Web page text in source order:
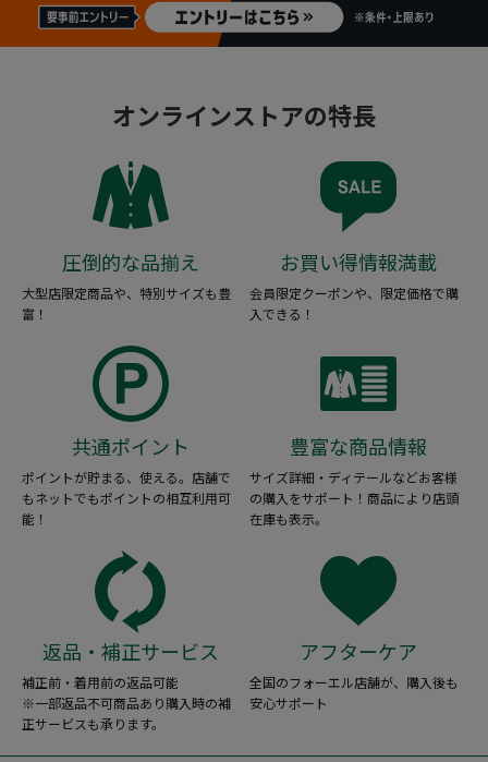
オンラインストアの特長
圧倒的な品揃え
大型店限定商品や、特別サイズも豊
富！
お買い得情報満載
会員限定クーポンや、限定価格で購
入できる！
共通ポイント
ポイントが貯まる、使える。店舗で
もネットでもポイントの相互利用可
能！
豊富な商品情報
サイズ詳細・ディテールなどお客様
の購入をサポート！商品により店頭
在庫も表示。
返品・補正サービス
補正前・着用前の返品可能
※一部返品不可商品あり購入時の補
正サービスも承ります。
アフターケア
全国のフォーエル店舗が、購入後も
安心サポート